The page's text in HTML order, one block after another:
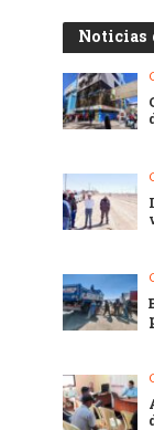
Noticias